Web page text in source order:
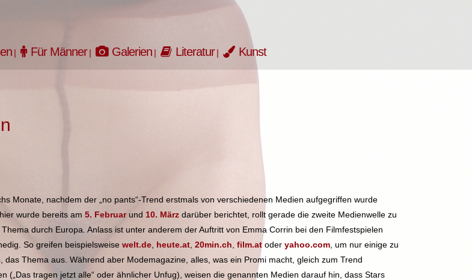
Für Männer Galerien Literatur Kunst
Monate, nachdem der „no pants“-Trend erstmals von verschiedenen Medien aufgegriffen wurde
wurde bereits am 5. Februarund 10. März darüber berichtet, rollt gerade die zweite Medienwelle zu
durch Europa. Anlass ist unter anderem der Auftritt von Emma Corrin bei den Filmfestspielen
So greifen beispielsweise welt.de heute.at 20min.ch film.atoder yahoo.com , um nur einige zu
das Thema aus. Während aber Modemagazine, alles, was ein Promi macht, gleich zum Trend
(„Das tragen jetzt alle“ oder ähnlicher Unfug), weisen die genannten Medien darauf hin, dass Stars